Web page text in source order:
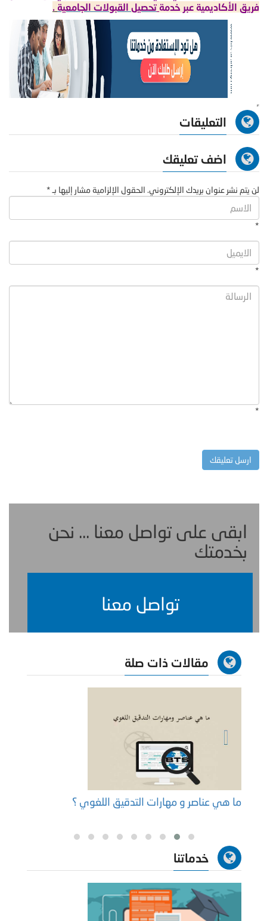
فريق الأكاديمية عبر خدمة تحصيل القبولات الجامعية .
التعليقات
اضف تعليقك
لن يتم نشر عنوان بريدك الإلكتروني. الحقول الإلزامية مشار إليها بـ *
*
*
*
ابقى على تواصل معنا ... نحن
بخدمتك
تواصل معنا
مقالات ذات صلة
ما هي عناصر و مهارات التدقيق اللغوي ؟
خدماتنا